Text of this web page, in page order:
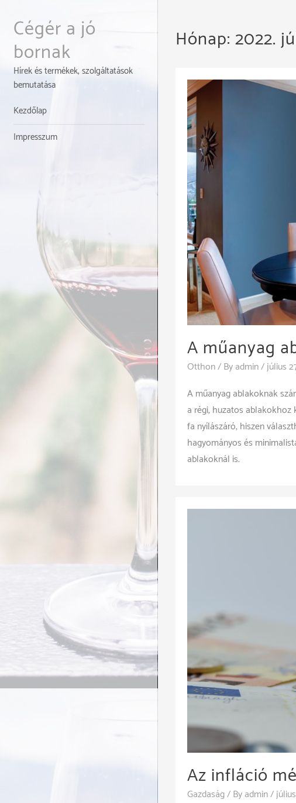
contentCégér a jó
bornak
Hírek és termékek, szolgáltatások
bemutatása
Kezdőlap
Impresszum
Hónap: 2022.
A műanyag
Otthon/ Byadmin/július
A műanyag ablakoknak
a régi, huzatos ablakokhoz
fa nyílászáró, hiszen
hagyományos és
ablakoknál is.
Az infláció
Gazdaság/ Byadmin/